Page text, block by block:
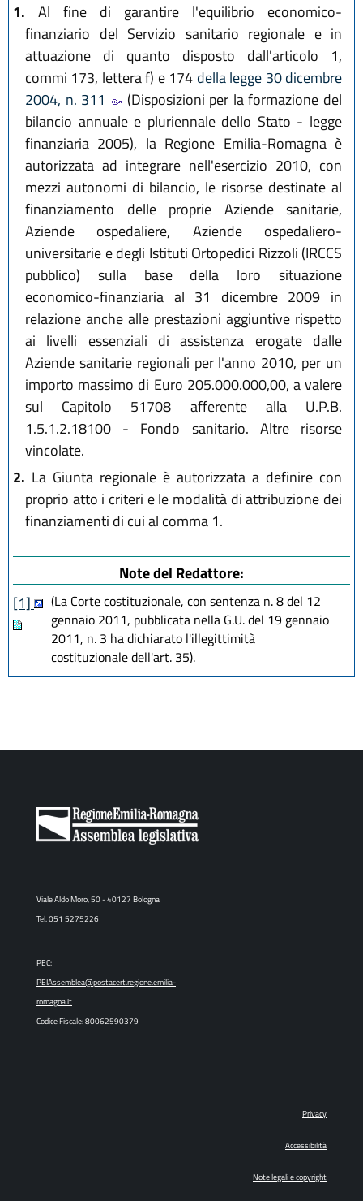
1. Al fine di garantire l'equilibrio economico-
finanziario del Servizio sanitario regionale e in
attuazione di quanto disposto dall'articolo 1,
commi 173, lettera f) e 174 della legge 30 dicembre
2004, n. 311
(Disposizioni per la formazione del
bilancio annuale e pluriennale dello Stato - legge
finanziaria 2005), la Regione Emilia-Romagna è
autorizzata ad integrare nell'esercizio 2010, con
mezzi autonomi di bilancio, le risorse destinate al
finanziamento delle proprie Aziende sanitarie,
Aziende ospedaliere, Aziende ospedaliero-
universitarie e degli Istituti Ortopedici Rizzoli (IRCCS
pubblico) sulla base della loro situazione
economico-finanziaria al 31 dicembre 2009 in
relazione anche alle prestazioni aggiuntive rispetto
ai livelli essenziali di assistenza erogate dalle
Aziende sanitarie regionali per l'anno 2010, per un
importo massimo di Euro 205.000.000,00, a valere
sul Capitolo 51708 afferente alla U.P.B.
1.5.1.2.18100 - Fondo sanitario. Altre risorse
vincolate.
2. La Giunta regionale è autorizzata a definire con
proprio atto i criteri e le modalità di attribuzione dei
finanziamenti di cui al comma 1.
Note del Redattore:
[1]
(La Corte costituzionale, con sentenza n. 8 del 12
gennaio 2011, pubblicata nella G.U. del 19 gennaio
2011, n. 3 ha dichiarato l'illegittimità
costituzionale dell'art. 35).
Viale Aldo Moro, 50 - 40127 Bologna
Tel. 051 5275226
PEC:
PEIAssemblea@postacert.regione.emilia-
romagna.it
Codice Fiscale: 80062590379
Privacy
Accessibilità
Note legali e copyright